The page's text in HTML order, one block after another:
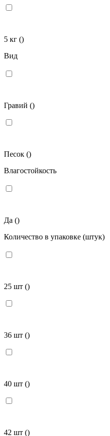
5 кг ()
Вид
Гравий ()
Песок ()
Влагостойкость
Да ()
Количество в упаковке (штук)
25 шт ()
36 шт ()
40 шт ()
42 шт ()